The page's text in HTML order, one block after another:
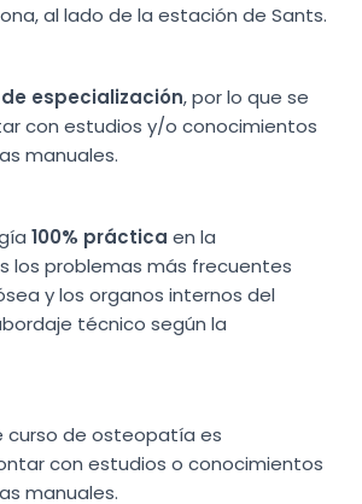
al lado de la estación de Sants.
especialización, por lo que se
con estudios y/o conocimientos
manuales.
100% práctica en la
los problemas más frecuentes
y los organos internos del
técnico según la
curso de osteopatía es
con estudios o conocimientos
manuales.